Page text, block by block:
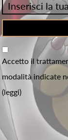
Accetto il
modalità indicate
(leggi)